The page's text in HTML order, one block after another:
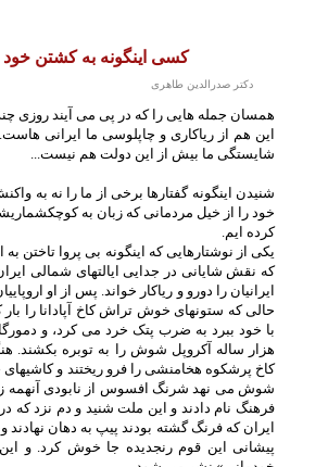
کسی اینگونه به کشتن
دکتر صدرالدین طاهری
همسان جمله هایی را که در پی می آیند روزی
این هم از ریاکاری و چاپلوسی ما ایرانی
شایستگی ما بیش از این دولت هم نیست...
شنیدن اینگونه گفتارها برخی از ما را نه به
خود را از خیل مردمانی که زبان به
کرده ایم.
یکی از نوشتارهایی که اینگونه بی پروا تاختن
که نقش شایانی در جدایی ایالتهای شمالی
ایرانیان را دورو و ریاکار خواند. پس از او
حالی که ستونهای خوش تراش کاخ آپادانا را
با خود ببرد به ضرب پتک خرد می کرد، و
هزار ساله آکروپل شوش را به توبره بکشند.
کاخ پرشکوه هخامنشی را فرو ریختند و
شوش می نهد شرنگ افسوس از نابودی آنهمه
فرهنگ نام دادند و این ملت شنید و دم نزد که
ایران که فرنگ گشته بودند پیپ به دهان نهادند
پیشانی این قوم رنجدیده جا خوش کرد. و